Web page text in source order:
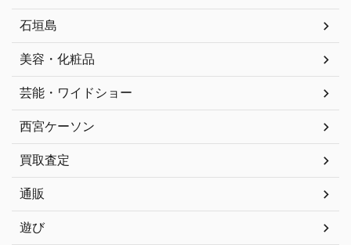
石垣島
美容・化粧品
芸能・ワイドショー
西宮ケーソン
買取査定
通販
遊び